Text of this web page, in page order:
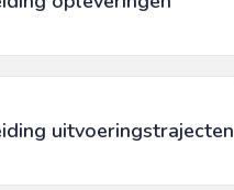
uitvoeringstrajecten